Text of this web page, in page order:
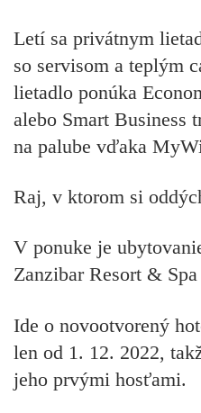
Letí sa privátnym
so servisom a teplým
lietadlo ponúka
alebo Smart Business
na palube vďaka
Raj, v ktorom si
V ponuke je
Zanzibar Resort &
Ide o novootvorený
len od 1. 12. 2022,
jeho prvými hosťami.